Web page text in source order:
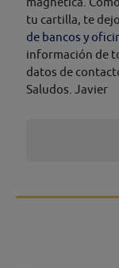
tu cartilla, te
de bancos y
información de
datos de
Saludos. Javier